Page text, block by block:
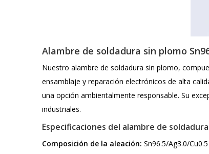
Alambre de soldadura sin plomo
Nuestro alambre de soldadura sin plomo,
ensamblaje y reparación electrónicos de alta
una opción ambientalmente responsable. Su
industriales.
Especificaciones del alambre de
Composición de la aleación: Sn96.5/Ag3.0/Cu0.5